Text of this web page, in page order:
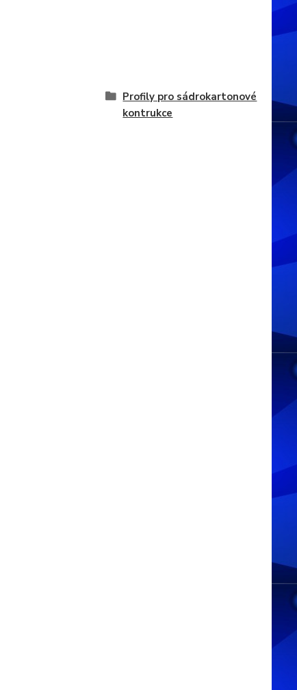
Profily pro sádrokartonové
kontrukce